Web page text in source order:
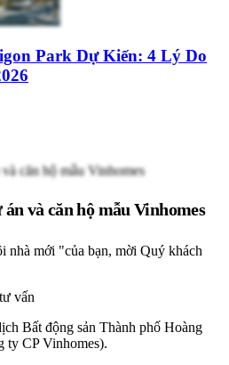
Park Dự Kiến: 4 Lý Do
và căn hộ mẫu Vinhomes
nhà mới "của bạn, mời Quý khách
vấn
Bất động sản Thành phố Hoàng
ty CP Vinhomes).